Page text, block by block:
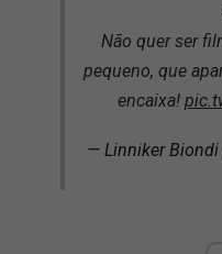
Não quer ser
pequeno, que
encaixa!
— Linniker Biondi